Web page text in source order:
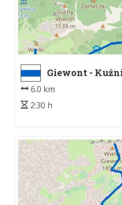
Giewont -
6.0 km
2:30 h